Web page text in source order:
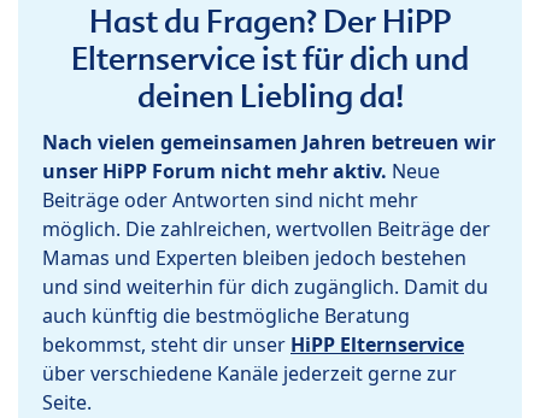
Hast du Fragen? Der HiPP
Elternservice ist für dich und
deinen Liebling da!
Nach vielen gemeinsamen Jahren betreuen wir
unser HiPP Forum nicht mehr aktiv. Neue
Beiträge oder Antworten sind nicht mehr
möglich. Die zahlreichen, wertvollen Beiträge der
Mamas und Experten bleiben jedoch bestehen
und sind weiterhin für dich zugänglich. Damit du
auch künftig die bestmögliche Beratung
bekommst, steht dir unser HiPP Elternservice
über verschiedene Kanäle jederzeit gerne zur
Seite.